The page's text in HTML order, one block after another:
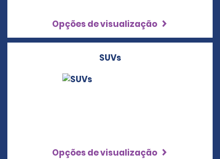
Opções de visualização
SUVs
Opções de visualização